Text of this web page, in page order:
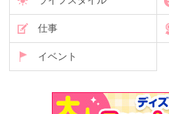
仕事
イベント